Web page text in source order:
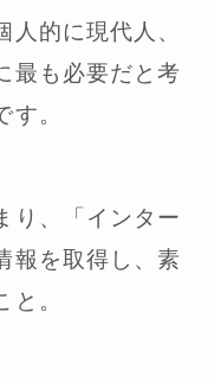
人的に現代人、
最も必要だと考
す。
り、「インター
報を取得し、素
。